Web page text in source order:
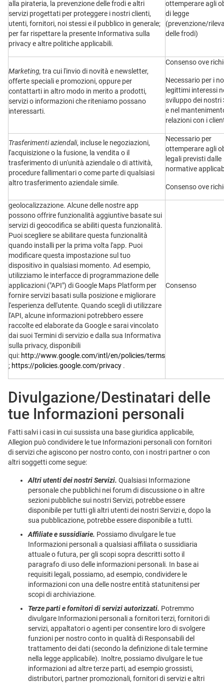
alla pirateria, la prevenzione delle frodi e altri
servizi progettati per proteggere i nostri clienti,
utenti, fornitori, noi stessi e il pubblico in generale;
per far rispettare la presente Informativa sulla
privacy e altre politiche applicabili.
ottemperare agli
di legge
(prevenzione/
delle frodi)
Marketing, tra cui l'invio di novità e newsletter,
offerte speciali e promozioni, oppure per
contattarti in altro modo in merito a prodotti,
servizi o informazioni che riteniamo possano
interessarti.
Consenso ove
Necessario per i
legittimi interessi
sviluppo dei nostri
e nel
relazioni con i
Trasferimenti aziendali, incluse le negoziazioni,
l'acquisizione o la fusione, la vendita o il
trasferimento di un'unità aziendale o di attività,
procedure fallimentari o come parte di qualsiasi
altro trasferimento aziendale simile.
Necessario per
ottemperare agli
legali previsti dalle
normative
Consenso ove
geolocalizzazione. Alcune delle nostre app
possono offrire funzionalità aggiuntive basate sui
servizi di geocodifica se abiliti questa funzionalità.
Puoi scegliere se abilitare questa funzionalità
quando installi per la prima volta l'app. Puoi
modificare questa impostazione sul tuo
dispositivo in qualsiasi momento. Ad esempio,
utilizziamo le interfacce di programmazione delle
applicazioni ("API") di Google Maps Platform per
fornire servizi basati sulla posizione e migliorare
l'esperienza dell'utente. Quando scegli di utilizzare
l'API, alcune informazioni potrebbero essere
raccolte ed elaborate da Google e sarai vincolato
dai suoi Termini di servizio e dalla sua Informativa
sulla privacy, disponibili
qui: http://www.google.com/intl/en/policies/terms
; https://policies.google.com/privacy .
Consenso
Divulgazione/Destinatari delle
tue Informazioni personali
Fatti salvi i casi in cui sussista una base giuridica applicabile,
Allegion può condividere le tue Informazioni personali con fornitori
di servizi che agiscono per nostro conto, con i nostri partner o con
altri soggetti come segue:
Altri utenti dei nostri Servizi. Qualsiasi Informazione
personale che pubblichi nei forum di discussione o in altre
sezioni pubbliche sui nostri Servizi, potrebbe essere
disponibile per tutti gli altri utenti dei nostri Servizi e, dopo la
sua pubblicazione, potrebbe essere disponibile a tutti.
Affiliate e sussidiarie. Possiamo divulgare le tue
Informazioni personali a qualsiasi affiliata o sussidiaria
attuale o futura, per gli scopi sopra descritti sotto il
paragrafo di uso delle informazioni personali. In base ai
requisiti legali, possiamo, ad esempio, condividere le
informazioni con una delle nostre entità statunitensi per
scopi di archiviazione.
Terze parti e fornitori di servizi autorizzati. Potremmo
divulgare Informazioni personali a fornitori terzi, fornitori di
servizi, appaltatori o agenti per consentire loro di svolgere
funzioni per nostro conto in qualità di Responsabili del
trattamento dei dati (secondo la definizione di tale termine
nella legge applicabile). Inoltre, possiamo divulgare le tue
informazioni ad altre terze parti, ad esempio grossisti,
distributori, partner promozionali, fornitori di servizi e altri